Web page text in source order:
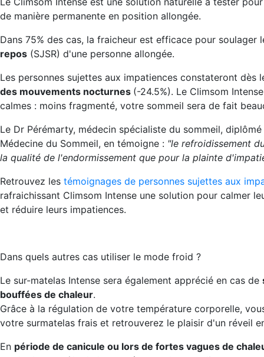
de manière permanente en position allongée.
Dans 75% des cas, la fraicheur est efficace pour soulager
repos (SJSR) d'une personne allongée.
Les personnes sujettes aux impatiences constateront dès
des mouvements nocturnes (-24.5%). Le Climsom
calmes : moins fragmenté, votre sommeil sera de fait
Le Dr Pérémarty, médecin spécialiste du sommeil,
Médecine du Sommeil, en témoigne : "le refroidissement
la qualité de l'endormissement que pour la plainte
Retrouvez les témoignages de personnes sujettes aux
rafraichissant Climsom Intense une solution pour calmer
et réduire leurs impatiences.
Dans quels autres cas utiliser le mode froid ?
Le sur-matelas Intense sera également apprécié en cas de
bouffées de chaleur.
Grâce à la régulation de votre température corporelle,
votre surmatelas frais et retrouverez le plaisir d'un réveil
En période de canicule ou lors de fortes vagues de